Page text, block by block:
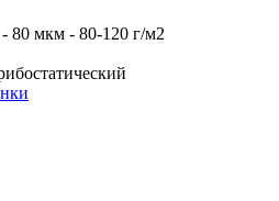
80 мкм - 80-120 г/м2